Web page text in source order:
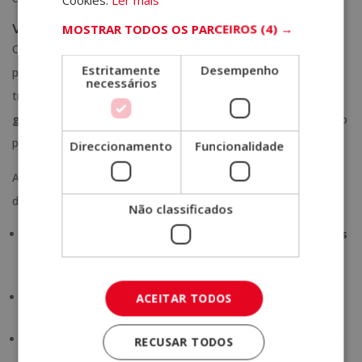
Vantagens de ser um personal trainer
O mundo do fitness está a ganhar cada vez mais adeptos e,
portanto, é necessário um número maior de profissionais
treinados nessa área. Isso significa que esse é
grandes oportunidades de crescimentoe desenvolvimento
profissional.
Além disso, se você quiser se dedicar a impulsionar o seu perfil
de personal trainer, essas são algumas das vantagens:
É uma profissão em que você pode
ajudar muitas pessoas
a melhorar a sua saúdee promover estilos de vida mais
Você pode trabalhar por conta própria e
definir uma cota
e os limites dentro dos quais trabalhará.
É um setor em constante mudança que permite que você se
MOSTRAR TODOS OS PARCEIROS (4) →
Estritamente
necessários
Desempenho
Direccionamento Funcionalidade
Não classificados
ACEITAR TODOS
RECUSAR TODOS